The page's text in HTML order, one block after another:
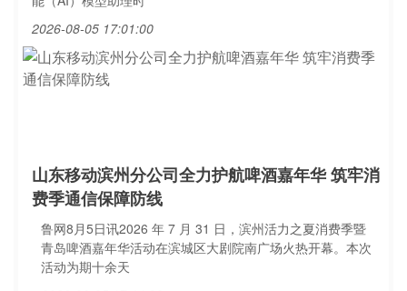
2026-08-05 17:01:00
山东移动滨州分公司全力护航啤酒嘉年华 筑牢消
费季通信保障防线
鲁网8月5日讯2026 年 7 月 31 日，滨州活力之夏消费季暨
青岛啤酒嘉年华活动在滨城区大剧院南广场火热开幕。本次
活动为期十余天